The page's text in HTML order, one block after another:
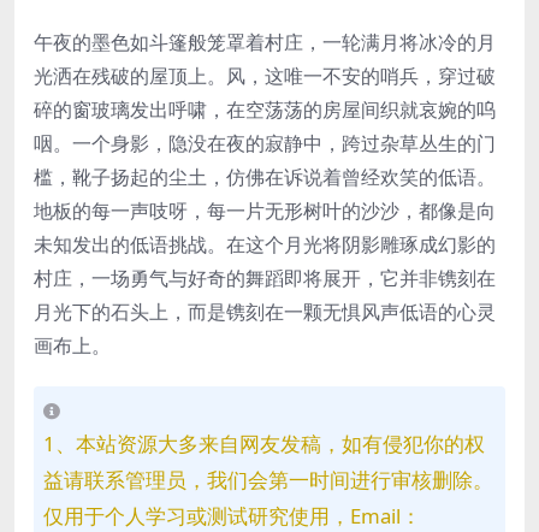
午夜的墨色如斗篷般笼罩着村庄，一轮满月将冰冷的月
光洒在残破的屋顶上。风，这唯一不安的哨兵，穿过破
碎的窗玻璃发出呼啸，在空荡荡的房屋间织就哀婉的呜
咽。一个身影，隐没在夜的寂静中，跨过杂草丛生的门
槛，靴子扬起的尘土，仿佛在诉说着曾经欢笑的低语。
地板的每一声吱呀，每一片无形树叶的沙沙，都像是向
未知发出的低语挑战。在这个月光将阴影雕琢成幻影的
村庄，一场勇气与好奇的舞蹈即将展开，它并非镌刻在
月光下的石头上，而是镌刻在一颗无惧风声低语的心灵
画布上。
1、本站资源大多来自网友发稿，如有侵犯你的权
益请联系管理员，我们会第一时间进行审核删除。
仅用于个人学习或测试研究使用，Email：